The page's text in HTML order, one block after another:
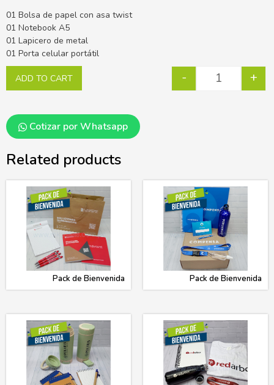
01 Bolsa de papel con asa twist
01 Notebook A5
01 Lapicero de metal
01 Porta celular portátil
- +
ADD TO CART
Cotizar por Whatsapp
Related products
Pack de Bienvenida Pack de Bienvenida